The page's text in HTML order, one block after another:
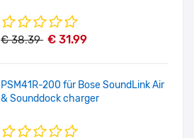
€ 38.39 € 31.99
PSM41R-200 für Bose SoundLink Air
& Sounddock charger